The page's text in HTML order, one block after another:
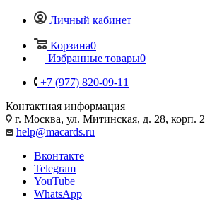
Личный кабинет
Корзина0
Избранные товары0
+7 (977) 820-09-11
Контактная информация
г. Москва, ул. Митинская, д. 28, корп. 2
help@macards.ru
Вконтакте
Telegram
YouTube
WhatsApp